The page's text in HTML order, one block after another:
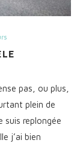
pas, ou plus,
plein de
suis replongée
j’ai bien